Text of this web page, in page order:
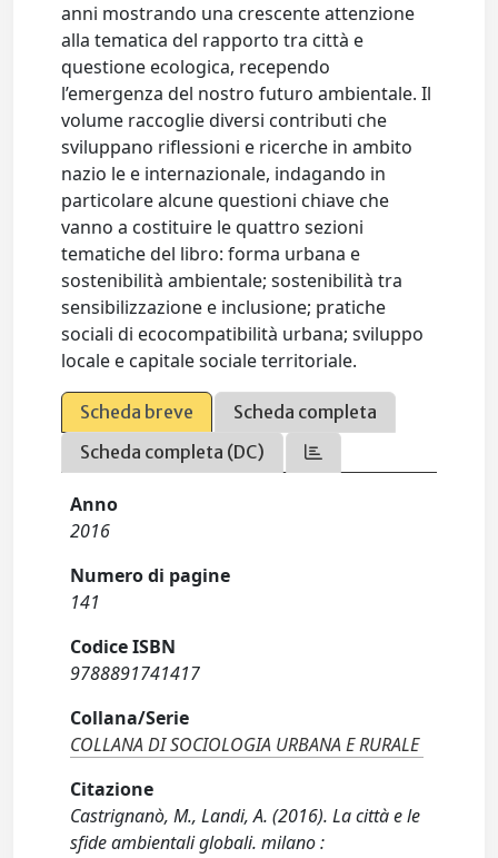
anni mostrando una crescente attenzione
alla tematica del rapporto tra città e
questione ecologica, recependo
l’emergenza del nostro futuro ambientale. Il
volume raccoglie diversi contributi che
sviluppano riflessioni e ricerche in ambito
nazio le e internazionale, indagando in
particolare alcune questioni chiave che
vanno a costituire le quattro sezioni
tematiche del libro: forma urbana e
sostenibilità ambientale; sostenibilità tra
sensibilizzazione e inclusione; pratiche
sociali di ecocompatibilità urbana; sviluppo
locale e capitale sociale territoriale.
Scheda breve
Scheda completa
Scheda completa (DC)
Anno
2016
Numero di pagine
141
Codice ISBN
9788891741417
Collana/Serie
COLLANA DI SOCIOLOGIA URBANA E RURALE
Citazione
Castrignanò, M., Landi, A. (2016). La città e le
sfide ambientali globali. milano :